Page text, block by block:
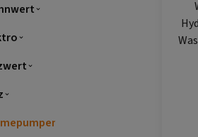
& Klimageräte